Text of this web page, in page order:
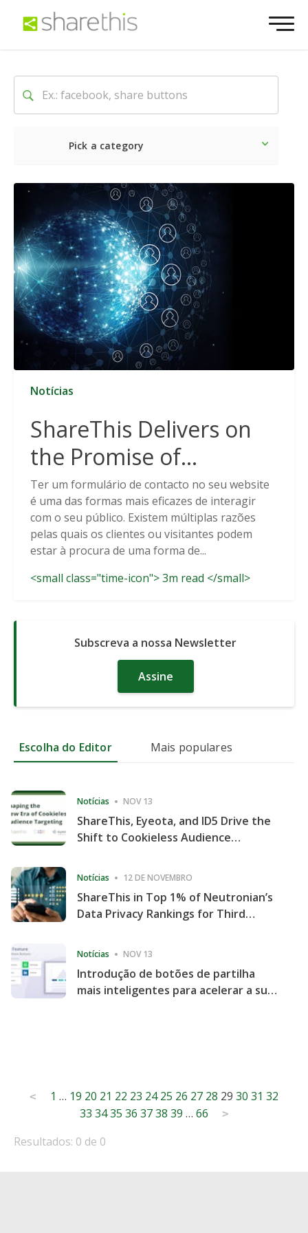
Pick a category
O mais recente Social
Notícias
ShareThis Delivers on
the Promise of
Cookieless Data
Solutions
Ter um formulário de contacto no seu website
é uma das formas mais eficazes de interagir
com o seu público. Existem múltiplas razões
pelas quais os clientes ou visitantes podem
estar à procura de uma forma de...
<small class="time-icon"> 3m read </small>
Subscreva a nossa Newsletter
Assine
Escolha do Editor Mais populares
Notícias NOV 13
ShareThis, Eyeota, and ID5 Drive the
Shift to Cookieless Audience
Notícias 12 DE NOVEMBRO
ShareThis in Top 1% of Neutronian’s
Data Privacy Rankings for Third
Notícias NOV 13
Introdução de botões de partilha
mais inteligentes para acelerar a sua
Posts
pagination
< 1 … 19 20 21 22 23 24 25 26 27 28 29 30 31 32
33 34 35 36 37 38 39 … 66 >
Resultados: 0 de 0